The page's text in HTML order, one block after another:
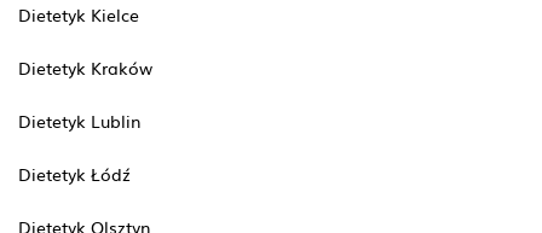
Dietetyk Kielce
Dietetyk Kraków
Dietetyk Lublin
Dietetyk Łódź
Dietetyk Olsztyn